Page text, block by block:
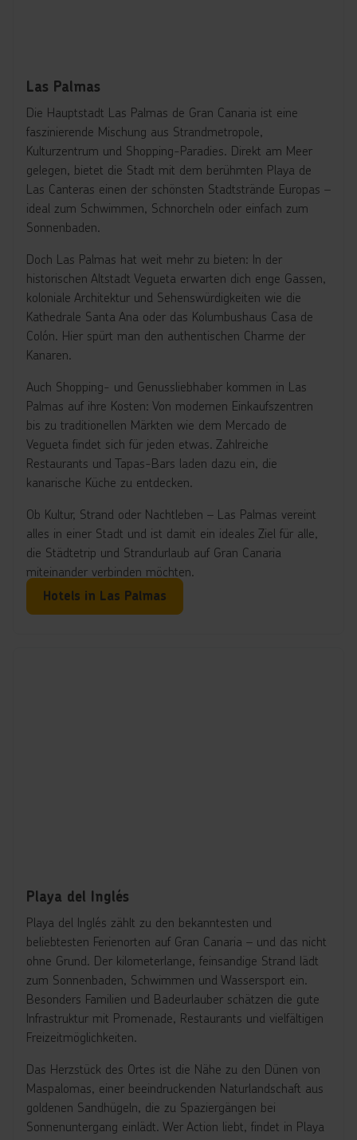
Las Palmas
Die Hauptstadt Las Palmas de Gran Canaria ist eine
faszinierende Mischung aus Strandmetropole,
Kulturzentrum und Shopping-Paradies. Direkt am Meer
gelegen, bietet die Stadt mit dem berühmten Playa de
Las Canteras einen der schönsten Stadtstrände Europas –
ideal zum Schwimmen, Schnorcheln oder einfach zum
Sonnenbaden.
Doch Las Palmas hat weit mehr zu bieten: In der
historischen Altstadt Vegueta erwarten dich enge Gassen,
koloniale Architektur und Sehenswürdigkeiten wie die
Kathedrale Santa Ana oder das Kolumbushaus Casa de
Colón. Hier spürt man den authentischen Charme der
Kanaren.
Auch Shopping- und Genussliebhaber kommen in Las
Palmas auf ihre Kosten: Von modernen Einkaufszentren
bis zu traditionellen Märkten wie dem Mercado de
Vegueta findet sich für jeden etwas. Zahlreiche
Restaurants und Tapas-Bars laden dazu ein, die
kanarische Küche zu entdecken.
Ob Kultur, Strand oder Nachtleben – Las Palmas vereint
alles in einer Stadt und ist damit ein ideales Ziel für alle,
die Städtetrip und Strandurlaub auf Gran Canaria
miteinander verbinden möchten.
Hotels in Las Palmas
Playa del Inglés
Playa del Inglés zählt zu den bekanntesten und
beliebtesten Ferienorten auf Gran Canaria – und das nicht
ohne Grund. Der kilometerlange, feinsandige Strand lädt
zum Sonnenbaden, Schwimmen und Wassersport ein.
Besonders Familien und Badeurlauber schätzen die gute
Infrastruktur mit Promenade, Restaurants und vielfältigen
Freizeitmöglichkeiten.
Das Herzstück des Ortes ist die Nähe zu den Dünen von
Maspalomas, einer beeindruckenden Naturlandschaft aus
goldenen Sandhügeln, die zu Spaziergängen bei
Sonnenuntergang einlädt. Wer Action liebt, findet in Playa